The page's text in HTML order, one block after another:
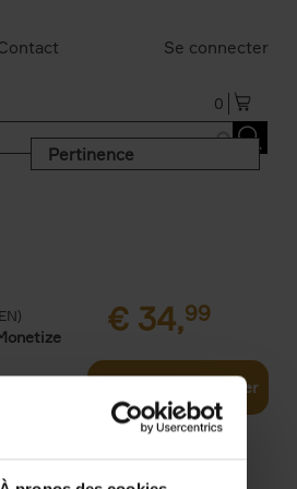
Se connecter
0
Pertinence
€ 34,99
Ajouter au panier